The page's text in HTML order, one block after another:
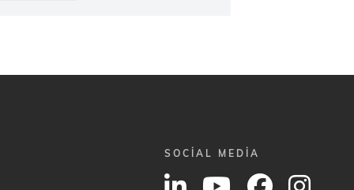
SOCIAL MEDIA